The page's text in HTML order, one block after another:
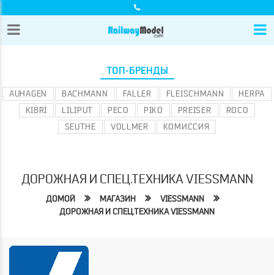
ТОП-БРЕНДЫ
AUHAGEN BACHMANN FALLER FLEISCHMANN
HERPA
KIBRI
LILIPUT PECO PIKO PREISER
ROCO
SEUTHE
VOLLMER КОМИССИЯ
ДОРОЖНАЯ И СПЕЦ.ТЕХНИКА VIESSMANN
ДОМОЙ МАГАЗИН
VIESSMANN
ДОРОЖНАЯ И СПЕЦ.ТЕХНИКА VIESSMANN